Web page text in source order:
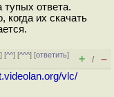
ответа.
когда их скачать
] [^^] [^^^] [ответить]
+ / –
vlc/